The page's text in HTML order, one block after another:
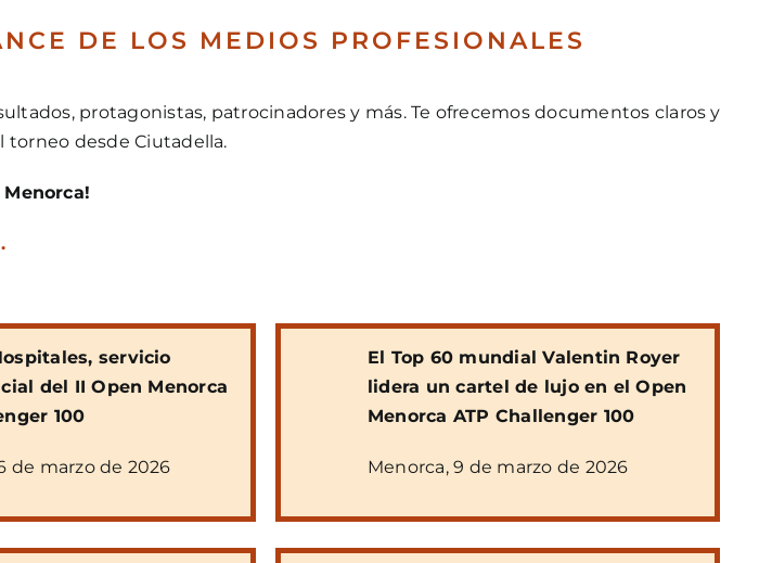
DE LOS MEDIOS PROFESIONALES
protagonistas, patrocinadores y más. Te ofrecemos documentos claros y
torneo desde Ciutadella.
servicio
del II Open Menorca
100
de marzo de 2026
El Top 60 mundial Valentin Royer
lidera un cartel de lujo en el Open
Menorca ATP Challenger 100
Menorca, 9 de marzo de 2026